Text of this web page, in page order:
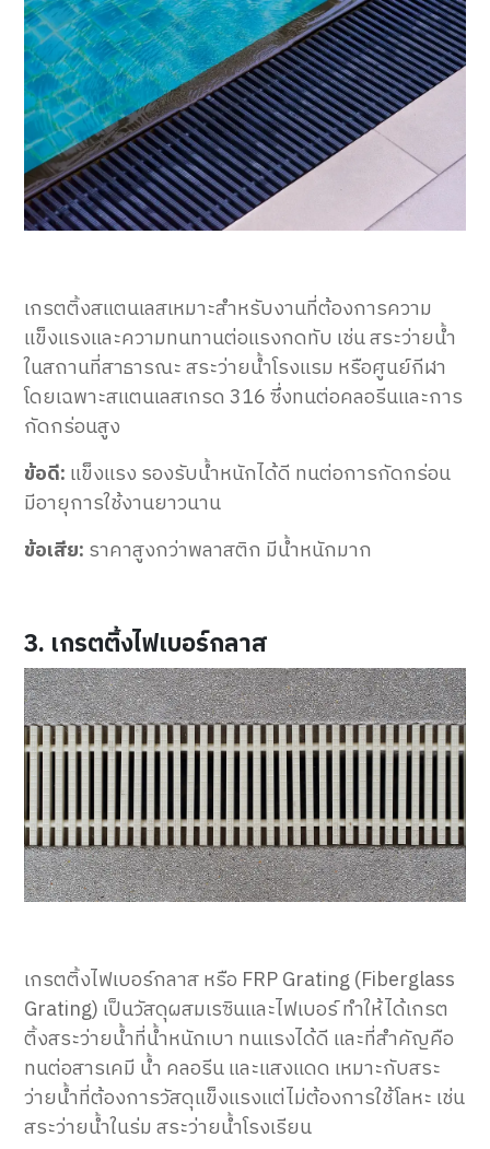
เกรตติ้งสแตนเลสเหมาะสำหรับงานที่ต้องการความ
แข็งแรงและความทนทานต่อแรงกดทับ เช่น สระว่ายน้ำ
ในสถานที่สาธารณะ สระว่ายน้ำโรงแรม หรือศูนย์กีฬา
โดยเฉพาะสแตนเลสเกรด 316 ซึ่งทนต่อคลอรีนและการ
กัดกร่อนสูง
ข้อดี: แข็งแรง รองรับน้ำหนักได้ดี ทนต่อการกัดกร่อน
มีอายุการใช้งานยาวนาน
ข้อเสีย: ราคาสูงกว่าพลาสติก มีน้ำหนักมาก
3. เกรตติ้งไฟเบอร์กลาส
เกรตติ้งไฟเบอร์กลาส หรือ FRP Grating (Fiberglass
Grating) เป็นวัสดุผสมเรซินและไฟเบอร์ ทำให้ได้เกรต
ติ้งสระว่ายน้ำที่น้ำหนักเบา ทนแรงได้ดี และที่สำคัญคือ
ทนต่อสารเคมี น้ำ คลอรีน และแสงแดด เหมาะกับสระ
ว่ายน้ำที่ต้องการวัสดุแข็งแรงแต่ไม่ต้องการใช้โลหะ เช่น
สระว่ายน้ำในร่ม สระว่ายน้ำโรงเรียน